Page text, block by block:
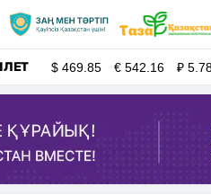
$469.85 €542.16 ₽